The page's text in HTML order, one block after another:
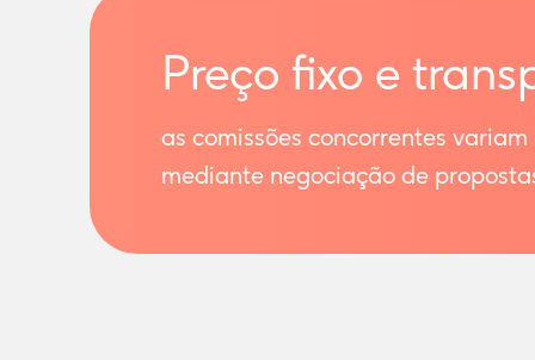
Preço fixo e
as comissões concorrentes variam
mediante negociação de